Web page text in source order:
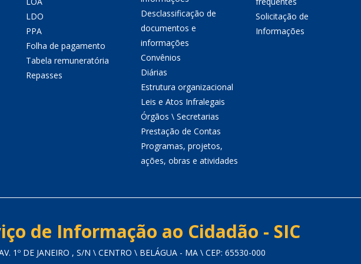
LDO
PPA
Folha de pagamento
Tabela remuneratória
Repasses
Desclassificação de
documentos e
informações
Convênios
Diárias
Estrutura organizacional
Leis e Atos Infralegais
Órgãos \ Secretarias
Prestação de Contas
Programas, projetos,
ações, obras e atividades
Solicitação de
Informações
de Informação ao Cidadão - SIC
1º DE JANEIRO , S/N \ CENTRO \ BELÁGUA - MA \ CEP: 65530-000